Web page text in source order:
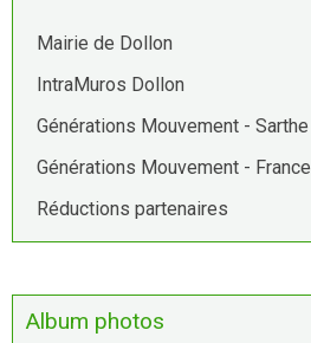
Mairie de Dollon
IntraMuros Dollon
Générations Mouvement - Sarthe
Générations Mouvement - France
Réductions partenaires
Album photos